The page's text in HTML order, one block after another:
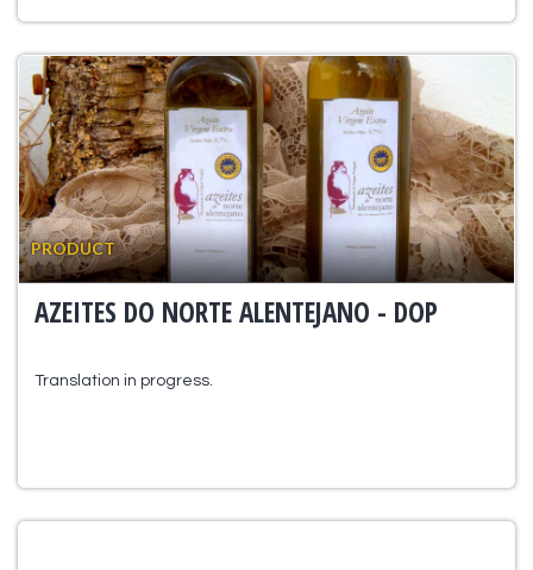
PRODUCT
AZEITES DO NORTE ALENTEJANO - DOP
Translation in progress.